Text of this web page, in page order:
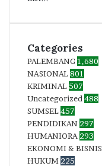
Categories
PALEMBANG1,680
NASIONAL801
KRIMINAL507
Uncategorized 488
SUMSEL457
PENDIDIKAN 297
HUMANIORA 293
EKONOMI & BISNIS
HUKUM 225